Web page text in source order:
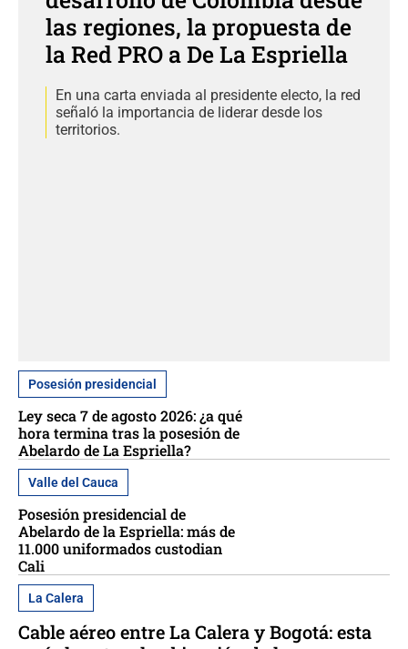
las regiones, la propuesta de
la Red PRO a De La Espriella
En una carta enviada al presidente electo, la red
señaló la importancia de liderar desde los
territorios.
Posesión presidencial
Ley seca 7 de agosto 2026: ¿a qué
hora termina tras la posesión de
Abelardo de La Espriella?
Valle del Cauca
Posesión presidencial de
Abelardo de la Espriella: más de
11.000 uniformados custodian
Cali
La Calera
Cable aéreo entre La Calera y Bogotá: esta